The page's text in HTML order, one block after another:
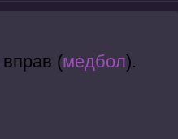
(медбол).